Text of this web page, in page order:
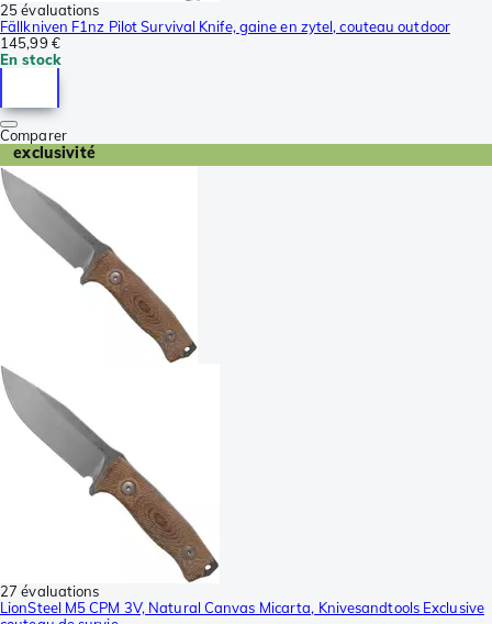
25 évaluations
Fällkniven F1nz Pilot Survival Knife, gaine en zytel, couteau outdoor
145,99 €
En stock
Comparer
exclusivité
27 évaluations
LionSteel M5 CPM 3V, Natural Canvas Micarta, Knivesandtools Exclusive